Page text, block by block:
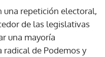
una repetición electoral,
de las legislativas
una mayoría
de Podemos y